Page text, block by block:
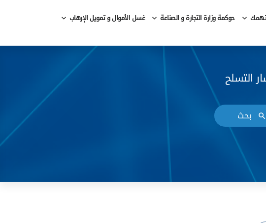
تهمك حوكمة وزارة التجارة و الصناعة
غسل الأموال و تمويل الإرهاب
التسلح
بحث